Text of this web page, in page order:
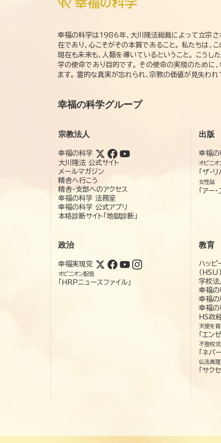
幸福の科学は1986年、大川隆法総裁によって立宗さ
在であり、心こそがその本質であること。 私たちは
現在も未来も、人類を導いているということ。 こう
学の使命であり目的です。 その使命の実現のために
ます。 霊的な真実が忘れられ、宗教の価値が見失わ
幸福の科学グループ
宗教法人
幸福の科学
大川隆法 公式サイト
メールマガジン
精舎へ行こう
精舎・支部へのアクセス
幸福の科学 法務室
幸福の科学 公式アプリ
本格診断サイト「地獄診断」
出版
幸福の
オピニオ
「ザ・
女性誌
「アー
政治
幸福実現党
オピニオン配信
「HRPニュースファイル」
教育
ハッピ
（HSU
学校
幸福の
幸福の
幸福
HS政
天使を
「エン
不登校
「ネバ
仏法真
「サク